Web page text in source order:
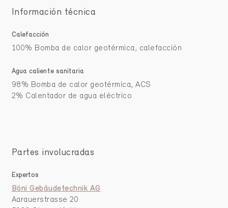
Información técnica
Calefacción
100% Bomba de calor geotérmica, calefacción
Agua caliente sanitaria
98% Bomba de calor geotérmica, ACS
2% Calentador de agua eléctrico
Partes involucradas
Expertos
Böni Gebäudetechnik AG
Aarauerstrasse 20